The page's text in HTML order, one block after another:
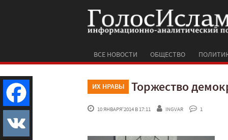
ВСЕ НОВОСТИ ОБЩЕСТВО
ИХ НРАВЫ Торжество
10 ЯНВАРЯ'2014 В 17:11 INGVAR 1
Facebook